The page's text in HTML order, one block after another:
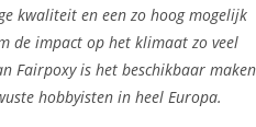
kwaliteit en een zo hoog mogelijk
de impact op het klimaat zo veel
Fairpoxy is het beschikbaar maken
hobbyisten in heel Europa.